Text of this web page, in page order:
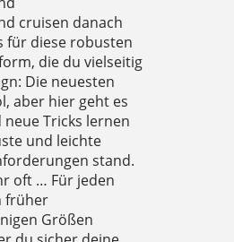
cruisen danach
für diese robusten
die du vielseitig
Die neuesten
aber hier geht es
Tricks lernen
und leichte
stand.
oft … Für jeden
früher
Größen